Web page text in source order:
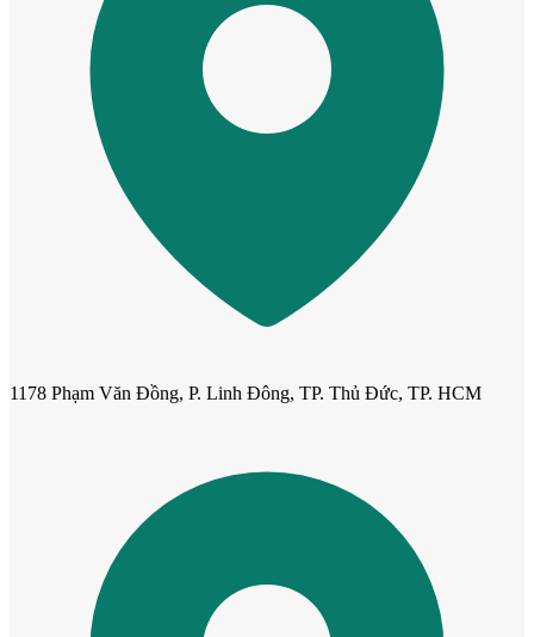
Cửa Nhựa Gỗ Sungyu Đài Loan
Cửa Nhựa Hàn Quốc
1178 Phạm Văn Đồng, P. Linh Đông, TP. Thủ Đức, TP. HCM